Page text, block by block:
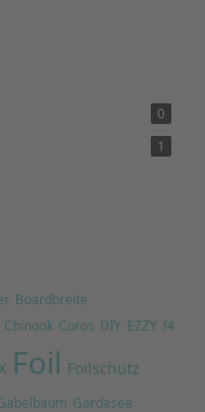
0
1
Boardbreite
Chinook Coros DIY EZZY f4
Foil Foilschutz
Gardasee